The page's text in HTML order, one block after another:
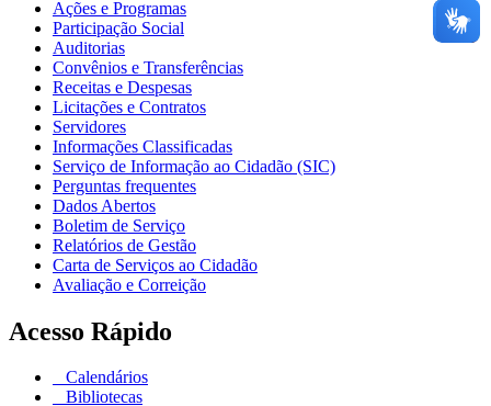
Ações e Programas
Participação Social
Auditorias
Convênios e Transferências
Receitas e Despesas
Licitações e Contratos
Servidores
Informações Classificadas
Serviço de Informação ao Cidadão (SIC)
Perguntas frequentes
Dados Abertos
Boletim de Serviço
Relatórios de Gestão
Carta de Serviços ao Cidadão
Avaliação e Correição
Acesso Rápido
Calendários
Bibliotecas